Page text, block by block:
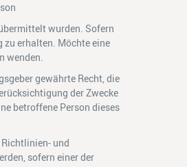
wurden. Sofern
zu erhalten. Möchte eine
wenden.
gewährte Recht, die
der Zwecke
betroffene Person dieses
und
sofern einer der